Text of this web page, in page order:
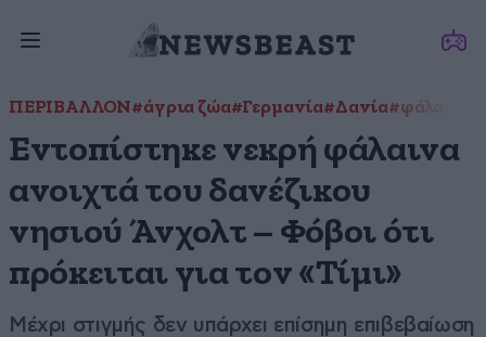
ΠΕΡΙΒΑΛΛΟΝ#άγρια ζώα#Γερμανία#Δανία#φάλαινα
Εντοπίστηκε νεκρή φάλαινα
ανοιχτά του δανέζικου
νησιού Άνχολτ – Φόβοι ότι
πρόκειται για τον «Τίμι»
Μέχρι στιγμής δεν υπάρχει επίσημη επιβεβαίωση